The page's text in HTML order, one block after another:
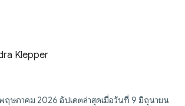
Klepper
ฤษภาคม 2026 อัปเดตล่าสุดเมื่อวันที่ 9 มิถุนายน